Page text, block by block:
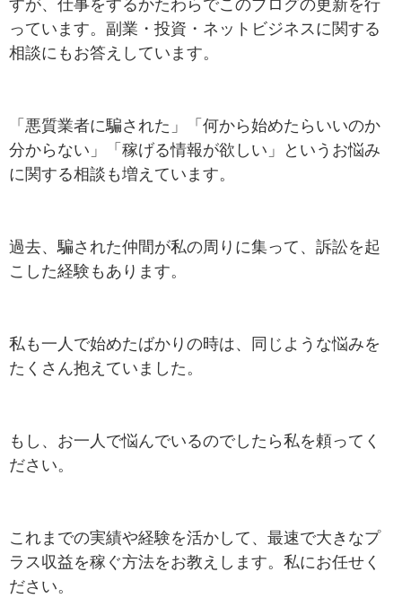
すが、仕事をするかたわらでこのブログの更新を行
っています。副業・投資・ネットビジネスに関する
相談にもお答えしています。
「悪質業者に騙された」「何から始めたらいいのか
分からない」「稼げる情報が欲しい」というお悩み
に関する相談も増えています。
過去、騙された仲間が私の周りに集って、訴訟を起
こした経験もあります。
私も一人で始めたばかりの時は、同じような悩みを
たくさん抱えていました。
もし、お一人で悩んでいるのでしたら私を頼ってく
ださい。
これまでの実績や経験を活かして、最速で大きなプ
ラス収益を稼ぐ方法をお教えします。私にお任せく
ださい。